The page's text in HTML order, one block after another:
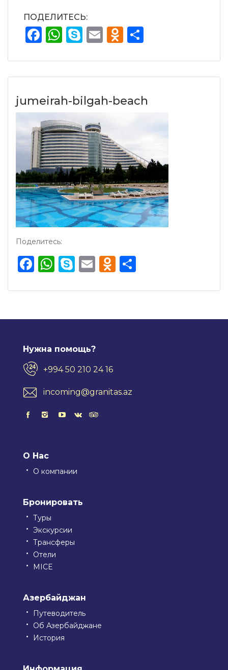
ПОДЕЛИТЕСЬ:
Facebook
WhatsApp
Skype
Email
jumeirah-bilgah-beach
Поделитесь:
Facebook
WhatsApp
Skype
EmailOdnoklassniki
Нужна помощь?
+994 50 210 24 16
incoming@granitas.az
О Нас
О компании
Бронировать
Туры
Экскурсии
Трансферы
Отели
MICE
Азербайджан
Путеводитель
Об Азербайджане
История